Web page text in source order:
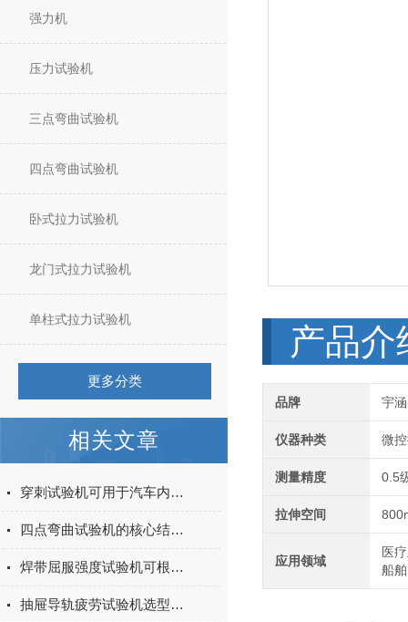
强力机
压力试验机
三点弯曲试验机
四点弯曲试验机
卧式拉力试验机
龙门式拉力试验机
单柱式拉力试验机
更多分类
相关文章
穿刺试验机可用于汽车内饰表皮、防撞缓冲材料得性能测试
四点弯曲试验机的核心结构与工作原理特点
焊带屈服强度试验机可根据不同标准和试验需求调整试验条件
抽屉导轨疲劳试验机选型指南：如何量化评估家具五金的耐用性
产品介
品牌 宇涵
仪器种类 微
测量精度 0.5
拉伸空间
应用领域
医
船舶